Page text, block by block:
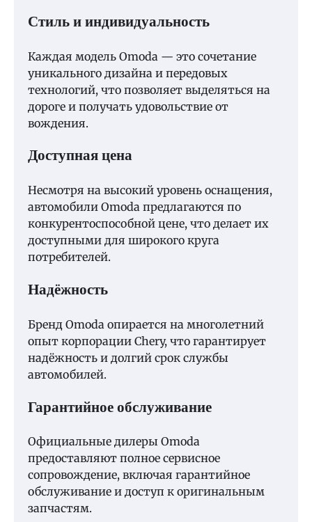
Стиль и индивидуальность
Каждая модель Omoda — это сочетание
уникального дизайна и передовых
технологий, что позволяет выделяться на
дороге и получать удовольствие от
вождения.
Доступная цена
Несмотря на высокий уровень оснащения,
автомобили Omoda предлагаются по
конкурентоспособной цене, что делает их
доступными для широкого круга
потребителей.
Надёжность
Бренд Omoda опирается на многолетний
опыт корпорации Chery, что гарантирует
надёжность и долгий срок службы
автомобилей.
Гарантийное обслуживание
Официальные дилеры Omoda
предоставляют полное сервисное
сопровождение, включая гарантийное
обслуживание и доступ к оригинальным
запчастям.